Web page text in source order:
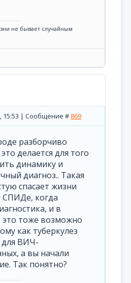
не бывает случайным
15:53 | Сообщение # 869
разборчиво
делается для того
динамику и
диагноз.. Такая
спасает жизни
СПИДе, когда
и в
это тоже возможно
как туберкулез
для ВИЧ-
а вы начали
Так понятно?